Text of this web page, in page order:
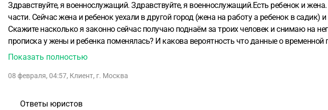
Здравствуйте, я военнослужащий. Здравствуйте, я военнослужащий.Есть ребенок и
части. Сейчас жена и ребенок уехали в другой город (жена на работу а ребенок в
Скажите насколько я законно сейчас получаю поднаём за троих человек и снимаю на
прописка у жены и ребенка поменялась? И какова вероятность что данные о
отображается. Есть ли информация кто может подать данные или же проводится какая-
Показать полностью
08 февраля, 04:57, Клиент, г. Москва
Ответы юристов